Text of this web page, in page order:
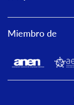
Miembro de